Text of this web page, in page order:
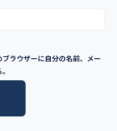
ラウザーに自分の名前、メー